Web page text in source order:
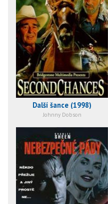
Další šance (1998)
Johnny Dobson